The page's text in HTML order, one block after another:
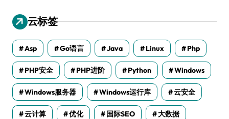
云标签
Asp Go语言 Java Linux Php
PHP安全 PHP进阶 Python Windows
Windows服务器 Windows运行库 云安全
云计算 优化 国际SEO 大数据